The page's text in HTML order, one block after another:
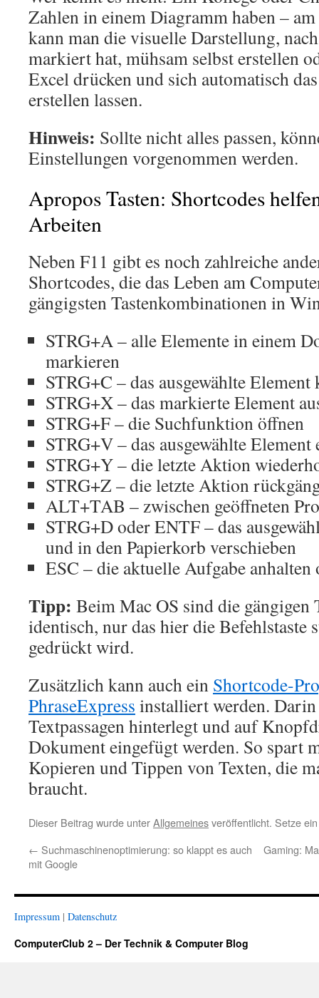
Zahlen in einem Diagramm haben –
kann man die visuelle Darstellung,
markiert hat, mühsam selbst erstellen
Excel drücken und sich automatisch
erstellen lassen.
Hinweis: Sollte nicht alles passen,
Einstellungen vorgenommen werden.
Apropos Tasten: Shortcodes
Arbeiten
Neben F11 gibt es noch zahlreiche
Shortcodes, die das Leben am
gängigsten Tastenkombinationen in
STRG+A – alle Elemente in einem
markieren
STRG+C – das ausgewählte Element
STRG+X – das markierte Element
STRG+F – die Suchfunktion öffnen
STRG+V – das ausgewählte Element
STRG+Y – die letzte Aktion
STRG+Z – die letzte Aktion
ALT+TAB – zwischen geöffneten
STRG+D oder ENTF – das
und in den Papierkorb verschieben
ESC – die aktuelle Aufgabe anhalten
Tipp: Beim Mac OS sind die gängigen
identisch, nur das hier die Befehlstaste
gedrückt wird.
Zusätzlich kann auch ein Shortcode-
PhraseExpress installiert werden. Darin
Textpassagen hinterlegt und auf
Dokument eingefügt werden. So spart
Kopieren und Tippen von Texten, die
braucht.
Dieser Beitrag wurde unterAllgemeinesveröffentlicht. Setze
← Suchmaschinenoptimierung: so klappt es auch
mit Google
Gaming:
Impressum | Datenschutz
ComputerClub 2 – Der Technik & Computer Blog